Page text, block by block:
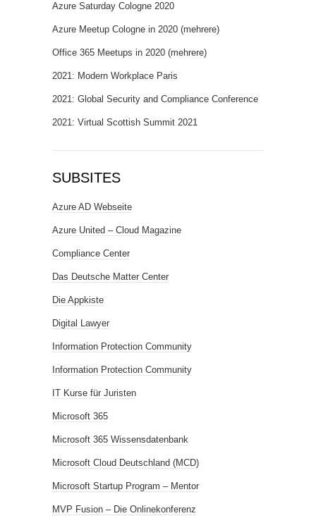
Azure Saturday Cologne 2020
Azure Meetup Cologne in 2020 (mehrere)
Office 365 Meetups in 2020 (mehrere)
2021: Modern Workplace Paris
2021: Global Security and Compliance Conference
2021: Virtual Scottish Summit 2021
SUBSITES
Azure AD Webseite
Azure United – Cloud Magazine
Compliance Center
Das Deutsche Matter Center
Die Appkiste
Digital Lawyer
Information Protection Community
Information Protection Community
IT Kurse für Juristen
Microsoft 365
Microsoft 365 Wissensdatenbank
Microsoft Cloud Deutschland (MCD)
Microsoft Startup Program – Mentor
MVP Fusion – Die Onlinekonferenz